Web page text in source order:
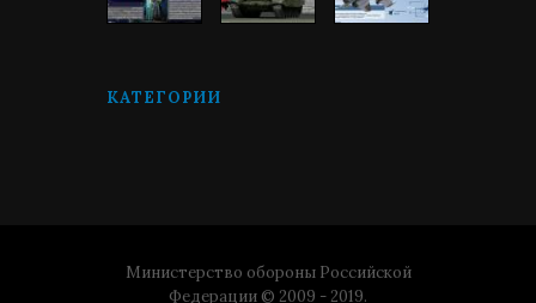
КАТЕГОРИИ
Министерство обороны Российской
Федерации © 2009 - 2019.